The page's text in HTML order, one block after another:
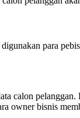
para
calon
owner bisnis